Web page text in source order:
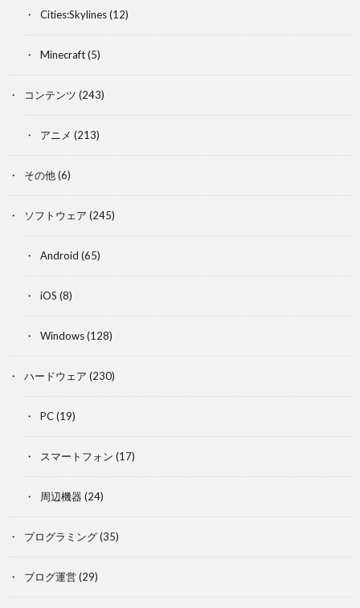
Cities:Skylines(12)
Minecraft(5)
コンテンツ (243)
アニメ (213)
その他(6)
ソフトウェア (245)
Android (65)
iOS (8)
Windows(128)
ハードウェア (230)
PC(19)
スマートフォン (17)
周辺機器 (24)
プログラミング(35)
ブログ運営(29)